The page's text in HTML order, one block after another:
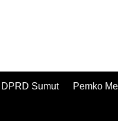
DPRD Sumut Pemko